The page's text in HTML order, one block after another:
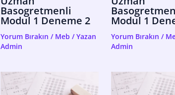
Basogretmenli
Modul 1 Deneme 2
Yorum Bırakın / Meb / Yazan
Admin
Modul 1
Yorum Bırakın /
Admin